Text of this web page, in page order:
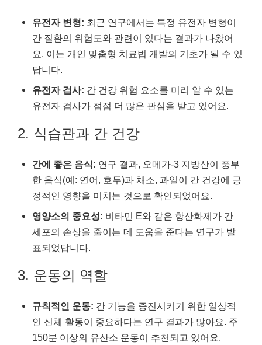
유전자 변형: 최근 연구에서는 특정 유전자 변형이
간 질환의 위험도와 관련이 있다는 결과가 나왔어
요. 이는 개인 맞춤형 치료법 개발의 기초가 될 수 있
답니다.
유전자 검사: 간 건강 위험 요소를 미리 알 수 있는
유전자 검사가 점점 더 많은 관심을 받고 있어요.
2. 식습관과 간 건강
간에 좋은 음식: 연구 결과, 오메가-3 지방산이 풍부
한 음식(예: 연어, 호두)과 채소, 과일이 간 건강에 긍
정적인 영향을 미치는 것으로 확인되었어요.
영양소의 중요성: 비타민 E와 같은 항산화제가 간
세포의 손상을 줄이는 데 도움을 준다는 연구가 발
표되었답니다.
3. 운동의 역할
규칙적인 운동: 간 기능을 증진시키기 위한 일상적
인 신체 활동이 중요하다는 연구 결과가 많아요. 주
150분 이상의 유산소 운동이 추천되고 있어요.